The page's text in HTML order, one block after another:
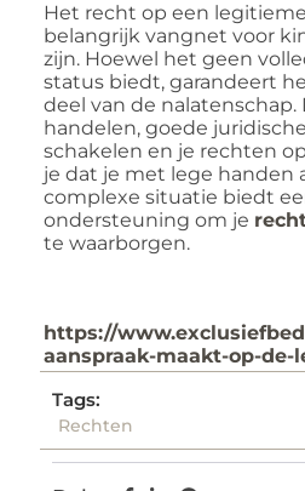
Het recht op een
belangrijk vangnet voor
zijn. Hoewel het geen
status biedt, garandeert
deel van de
handelen, goede
schakelen en je rechten
je dat je met lege handen
complexe situatie biedt
ondersteuning om je
te waarborgen.
https://
aanspraak-maakt-op-
Tags:
Rechten